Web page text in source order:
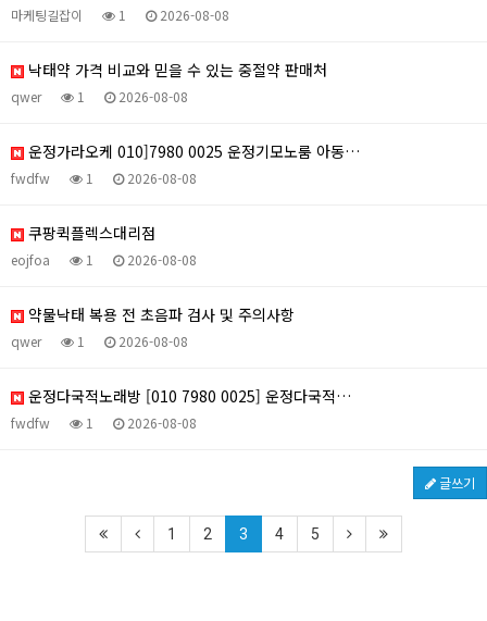
마케팅길잡이 1 2026-08-08
낙태약 가격 비교와 믿을 수 있는 중절약 판매처
qwer 1 2026-08-08
운정가라오케 010]7980 0025 운정기모노룸 아동…
fwdfw 1 2026-08-08
쿠팡퀵플렉스대리점
eojfoa 1 2026-08-08
약물낙태 복용 전 초음파 검사 및 주의사항
qwer 1 2026-08-08
운정다국적노래방 [010 7980 0025] 운정다국적…
fwdfw 1 2026-08-08
글쓰기
1 2 3 4 5